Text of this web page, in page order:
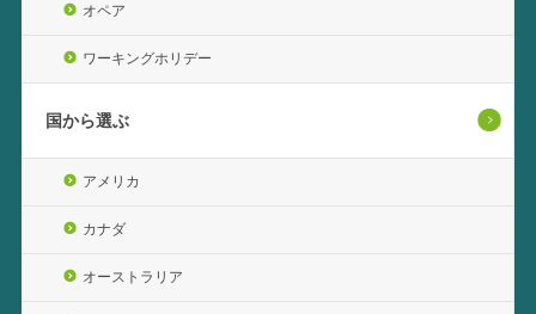
オペア
ワーキングホリデー
国から選ぶ
アメリカ
カナダ
オーストラリア